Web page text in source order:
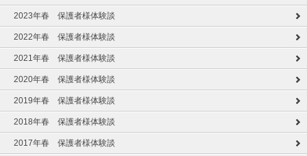
2023年春 保護者様体験談
2022年春 保護者様体験談
2021年春 保護者様体験談
2020年春 保護者様体験談
2019年春 保護者様体験談
2018年春 保護者様体験談
2017年春 保護者様体験談